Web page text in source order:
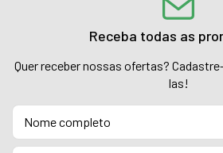
Receba todas as
Quer receber nossas ofertas?
las!